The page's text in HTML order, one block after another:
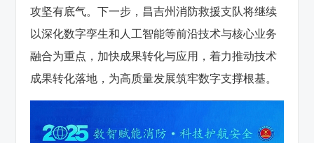
攻坚有底气。下一步， 昌吉州消防救援支队将继续
以深化数字孪生和人工智能等前沿技术与核心业务
融合为重点，加快成果转化与应用，着力推动技术
成果转化落地，为高质量发展筑牢数字支撑根基。